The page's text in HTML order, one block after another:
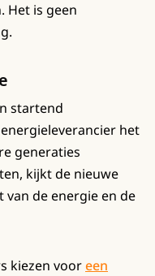
Het is geen
startend
het
generaties
kijkt de nieuwe
de energie en de
kiezen vooreen